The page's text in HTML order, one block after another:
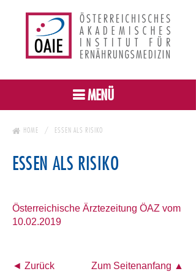
MENÜ
HOME ESSEN ALS RISIKO
ESSEN ALS RISIKO
Österreichische Ärztezeitung ÖAZ vom
10.02.2019
◄ Zurück Zum Seitenanfang ▲